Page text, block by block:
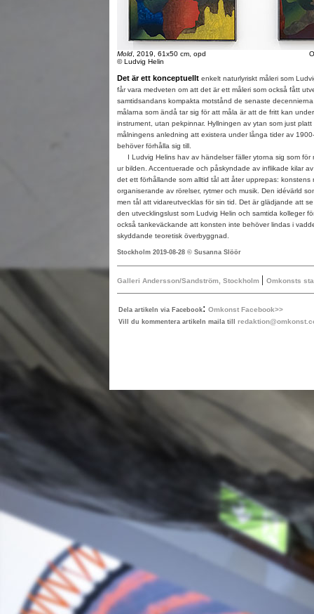
Mold, 2019, 61x50 cm, opd
© Ludvig Helin
Det är ett konceptuellt enkelt naturlyriskt måleri som
får vara medveten om att det är ett måleri som också fått
samtidsandans kompakta motstånd de senaste
målarna som ändå tar sig för att måla är att de fritt kan
instrument, utan pekpinnar. Hyllningen av ytan som just
målningens anledning att existera under långa tider av
behöver förhålla sig till.
I Ludvig Helins hav av händelser fäller ytorna sig som för
ur bilden. Accentuerade och påskyndade av inflikade kilar
det ett förhållande som alltid tål att åter upprepas: konstens
organiserande av rörelser, rytmer och musik. Den idévärld
men tål att vidareutvecklas för sin tid. Det är glädjande att
den utvecklingslust som Ludvig Helin och samtida kolleger
också tankeväckande att konsten inte behöver lindas i
skyddande teoretisk överbyggnad.
Stockholm 2019-08-28 © Susanna Slöör
Galleri Andersson/Sandström, Stockholm | Omkonsts
Dela artikeln via Facebook: Omkonst Facebook>>
Vill du kommentera artikeln maila till